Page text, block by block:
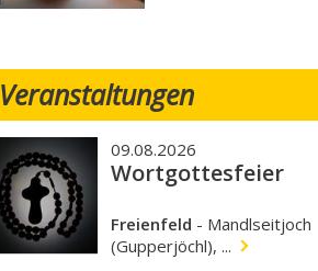
Veranstaltungen
09.08.2026
Wortgottesfeier
Freienfeld - Mandlseitjoch
(Gupperjöchl), ...